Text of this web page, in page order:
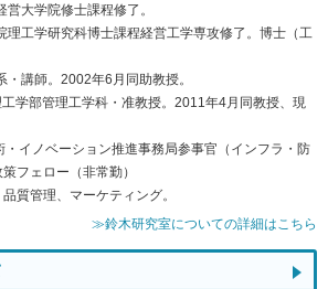
大学院修士課程修了。
理工学研究科博士課程経営工学専攻修了。博士（工
講師。2002年6月同助教授。
学部管理工学科・准教授。2011年4月同教授、現
イノベーション推進事務局参事官（インフラ・防
フェロー（非常勤）
質管理、マーケティング。
≫鈴木研究室についての詳細はこちら